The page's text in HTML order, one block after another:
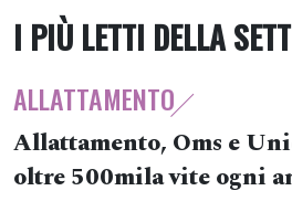
I PIÙ LETTI DELLA
ALLATTAMENTO
Allattamento, Oms e
oltre 500mila vite ogni